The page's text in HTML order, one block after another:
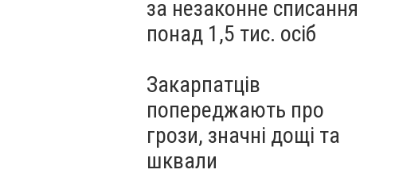
за незаконне списання
понад 1,5 тис. осіб
Закарпатців
попереджають про
грози, значні дощі та
шквали